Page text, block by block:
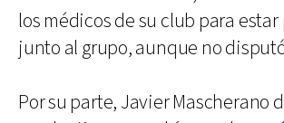
los médicos de su club para
junto al grupo, aunque no
Por su parte, Javier Mascherano